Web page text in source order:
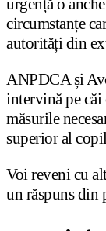
urgență o
circumstanțe
autorități din
ANPDCA și
intervină pe căi
măsurile
superior al
Voi reveni cu
un răspuns din